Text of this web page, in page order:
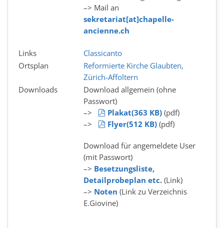
–> Mail an
sekretariat[at]chapelle-
ancienne.ch
Links
Classicanto
Ortsplan
Reformierte Kirche Glaubten,
Zürich-Affoltern
Downloads
Download allgemein (ohne
Passwort)
–>
pdf
Plakat(363 KB) (pdf)
–>
pdf
Flyer(512 KB) (pdf)
Download für angemeldete User
(mit Passwort)
–> Besetzungsliste,
Detailprobeplan etc. (Link)
–> Noten (Link zu Verzeichnis
E.Giovine)